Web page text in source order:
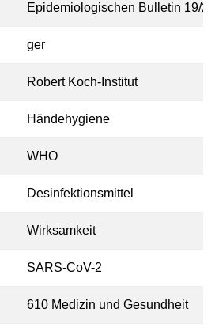
Epidemiologischen Bulletin 19/
ger
Robert Koch-Institut
Händehygiene
WHO
Desinfektionsmittel
Wirksamkeit
SARS-CoV-2
610 Medizin und Gesundheit